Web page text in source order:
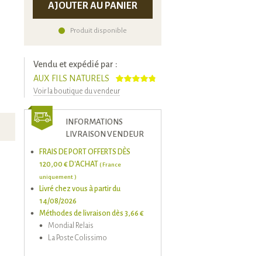
AJOUTER AU PANIER
Produit disponible
Vendu et expédié par :
AUX FILS NATURELS
Voir la boutique du vendeur
INFORMATIONS
LIVRAISON VENDEUR
FRAIS DE PORT OFFERTS DÈS
120,00 € D'ACHAT
( France
uniquement )
Livré chez vous à partir du
14/08/2026
Méthodes de livraison dès 3,66 €
Mondial Relais
La Poste Colissimo